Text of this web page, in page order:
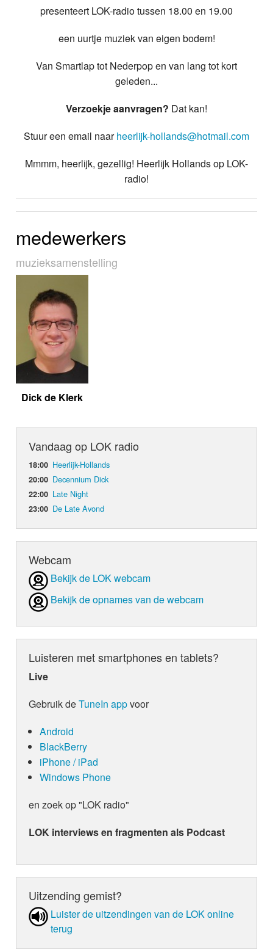
Webcampresenteert LOK-radio tussen 18.00 en 19.00
een uurtje muziek van eigen bodem!
Van Smartlap tot Nederpop en van lang tot kort
geleden...
Verzoekje aanvragen? Dat kan!
Stuur een email naarheerlijk-hollands@hotmail.com
Mmmm, heerlijk, gezellig! Heerlijk Hollands op LOK-
radio!
medewerkers
muziek­sa­men­stel­ling
Dick de Klerk
Vandaag op LOK radio
18:00 Heerlijk-Hollands
20:00 Decennium Dick
22:00 Late Night
23:00 De Late Avond
Webcam
Bekijk de LOK webcam
Bekijk de opnames van de webcam
Luisteren met smartphones en tablets?
Live
Gebruik deTuneIn appvoor
Android
BlackBerry
iPhone / iPad
Windows Phone
en zoek op "LOK radio"
LOK interviews en fragmenten als Podcast
Uitzending gemist?
Luister de uit­zen­din­gen van de LOK online
terug